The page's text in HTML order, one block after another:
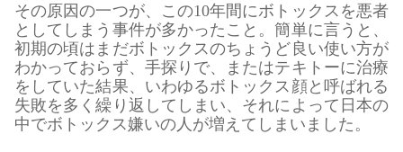
その原因の一つが、この10年間にボトックスを悪者
としてしまう事件が多かったこと。簡単に言うと、
初期の頃はまだボトックスのちょうど良い使い方が
わかっておらず、手探りで、またはテキトーに治療
をしていた結果、いわゆるボトックス顔と呼ばれる
失敗を多く繰り返してしまい、それによって日本の
中でボトックス嫌いの人が増えてしまいました。